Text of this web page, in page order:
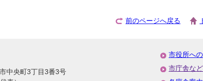
前のページへ戻る
中央町3丁目3番3号
市役所へ
市庁舎な